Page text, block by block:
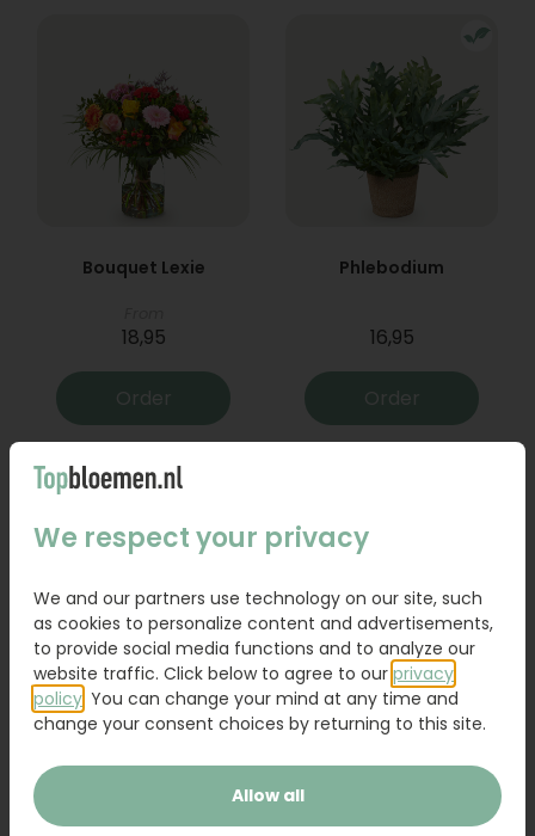
Bouquet Lexie
18,95
Order
Phlebodium
16,95
Order
Bouquet Raya Sanseveria
We respect your privacy
We and our partners use technology on our site, such
as cookies to personalize content and advertisements,
to provide social media functions and to analyze our
website traffic. Click below to agree to our privacy
policy . You can change your mind at any time and
change your consent choices by returning to this site.
Allow all